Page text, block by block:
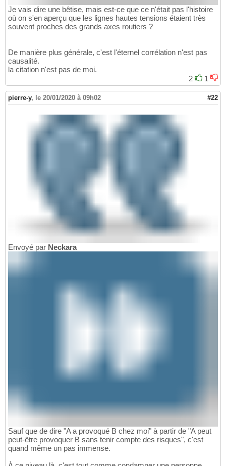
Je vais dire une bêtise, mais est-ce que ce n'était pas l'histoire
où on s'en aperçu que les lignes hautes tensions étaient très
souvent proches des grands axes routiers ?
De manière plus générale, c'est l'éternel corrélation n'est pas
causalité.
la citation n'est pas de moi.
2
1
pierre-y, le 20/01/2020 à 09h02 #22
Envoyé par Neckara
Sauf que de dire "A a provoqué B chez moi" à partir de "A peut
peut-être provoquer B sans tenir compte des risques", c'est
quand même un pas immense.